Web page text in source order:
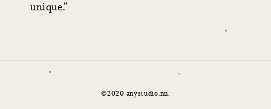
unique.”
©2020 anystudio.nn.